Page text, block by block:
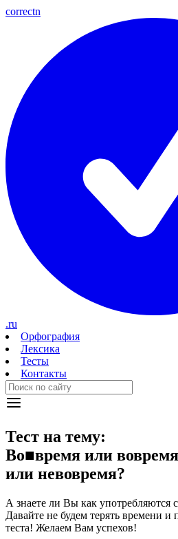
correctn
.ru
Орфография
Лексика
Тесты
Контакты
Тест на тему:
Во■время или вовремя
или невовремя?
А знаете ли Вы как употребляются
Давайте не будем терять времени
теста! Желаем Вам успехов!